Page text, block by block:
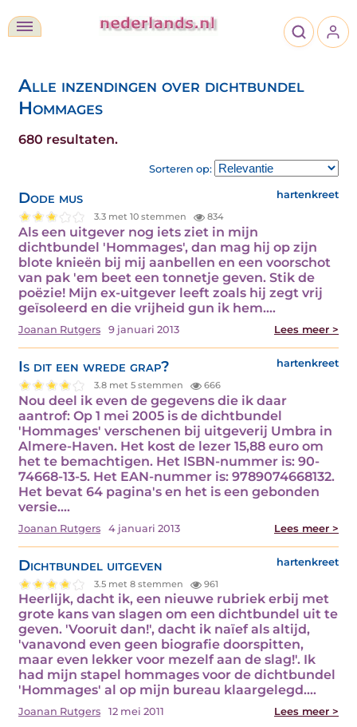
Alle inzendingen over dichtbundel
Hommages
680 resultaten.
Sorteren op:
Dode mus hartenkreet
3.3 met 10 stemmen 834
Als een uitgever nog iets ziet in mijn
dichtbundel 'Hommages', dan mag hij op zijn
blote knieën bij mij aanbellen en een voorschot
van pak 'em beet een tonnetje geven. Stik de
poëzie! Mijn ex-uitgever leeft zoals hij zegt vrij
geïsoleerd en die vrijheid gun ik hem.…
Joanan Rutgers 9 januari 2013 Lees meer >
Is dit een wrede grap? hartenkreet
3.8 met 5 stemmen 666
Nou deel ik even de gegevens die ik daar
aantrof: Op 1 mei 2005 is de dichtbundel
'Hommages' verschenen bij uitgeverij Umbra in
Almere-Haven. Het kost de lezer 15,88 euro om
het te bemachtigen. Het ISBN-nummer is: 90-
74668-13-5. Het EAN-nummer is: 9789074668132.
Het bevat 64 pagina's en het is een gebonden
versie.…
Joanan Rutgers 4 januari 2013 Lees meer >
Dichtbundel uitgeven hartenkreet
3.5 met 8 stemmen 961
Heerlijk, dacht ik, een nieuwe rubriek erbij met
grote kans van slagen om een dichtbundel uit te
geven. 'Vooruit dan!', dacht ik naïef als altijd,
'vanavond even geen biografie doorspitten,
maar even lekker voor mezelf aan de slag!'. Ik
had mijn stapel hommages voor de dichtbundel
'Hommages' al op mijn bureau klaargelegd.…
Joanan Rutgers 12 mei 2011 Lees meer >